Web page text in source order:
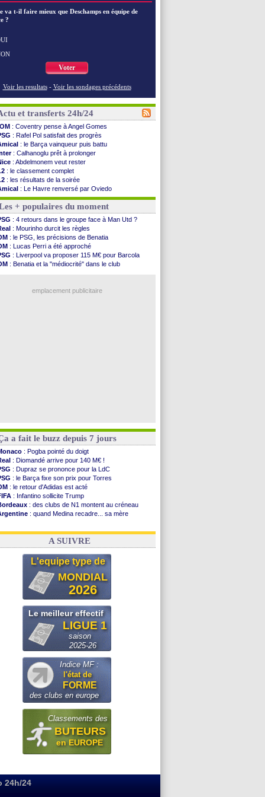
va t-il faire mieux que Deschamps en équipe de
?
Voter
Voir les resultats - Voir les sondages précédents
et transferts 24h/24
OM : Coventry pense à Angel Gomes
: Rafel Pol satisfait des progrès
: le Barça vainqueur puis battu
: Calhanoglu prêt à prolonger
: Abdelmonem veut rester
: le classement complet
: les résultats de la soirée
: Le Havre renversé par Oviedo
: Nice battu aux tirs au but
: Ivanovic proche de Lens
: Dupraz "alarmé" par la situation
: Alvarez, le Barça va revoir son offre
: Mbamba prêté par Leverkusen (officiel)
: le Real bat Ferencvaros
: Lukaku dit oui à Fenerbahçe
: Brest arrache le nul contre Venise
: un nouveau nul pour Le Mans
: Angers fait tomber Lorient
+ populaires du moment
: 4 retours dans le groupe face à Man Utd ?
: Mourinho durcit les règles
: le PSG, les précisions de Benatia
: Lucas Perri a été approché
: Liverpool va proposer 115 M€ pour Barcola
: Benatia et la "médiocrité" dans le club
emplacement publicitaire
a fait le buzz depuis 7 jours
: Pogba pointé du doigt
: Diomandé arrive pour 140 M€ !
: Dupraz se prononce pour la LdC
: le Barça fixe son prix pour Torres
: le retour d'Adidas est acté
: Infantino sollicite Trump
: des clubs de N1 montent au créneau
: quand Medina recadre... sa mère
: le club prêt à libérer Kondogbia ?
A SUIVRE
L'equipe type de
MONDIAL
2026
Le meilleur effectif
LIGUE 1
saison
2025-26
Indice MF :
l'état de
FORME
des clubs en europe
Classements des
BUTEURS
en EUROPE
24h/24